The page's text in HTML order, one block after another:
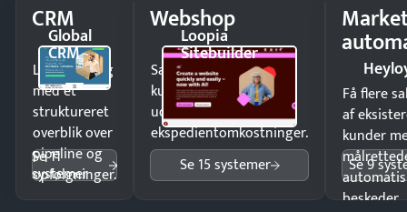
CRM
Global
CRM
Luk flere salg
med et
struktureret
overblik over
pipeline og
opfølgninger.
Se 11
systemer
Webshop
Loopia
Sitebuilder
Sælg produkter 24/7 til
kunder i hele landet
uden
ekspedientomkostninger.
Se 15 systemer
Få flere
af
kunder
beskeder.
Se 9